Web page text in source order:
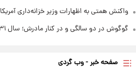
واکنش همتی به اظهارات وزیر خزانه‌داری آمریکا
گوگوش در دو سالگی و در کنار مادرش؛ سال ۱۳۳۱
صفحه خبر - وب گردی